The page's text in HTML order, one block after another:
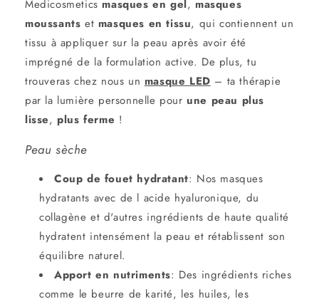
Medicosmetics masques en gel, masques
moussants et masques en tissu, qui contiennent un
tissu à appliquer sur la peau après avoir été
imprégné de la formulation active. De plus, tu
trouveras chez nous un masque LED – ta thérapie
par la lumière personnelle pour une peau plus
lisse, plus ferme !
Peau sèche
Coup de fouet hydratant: Nos masques
hydratants avec de l acide hyaluronique, du
collagène et d'autres ingrédients de haute qualité
hydratent intensément la peau et rétablissent son
équilibre naturel.
Apport en nutriments: Des ingrédients riches
comme le beurre de karité, les huiles, les